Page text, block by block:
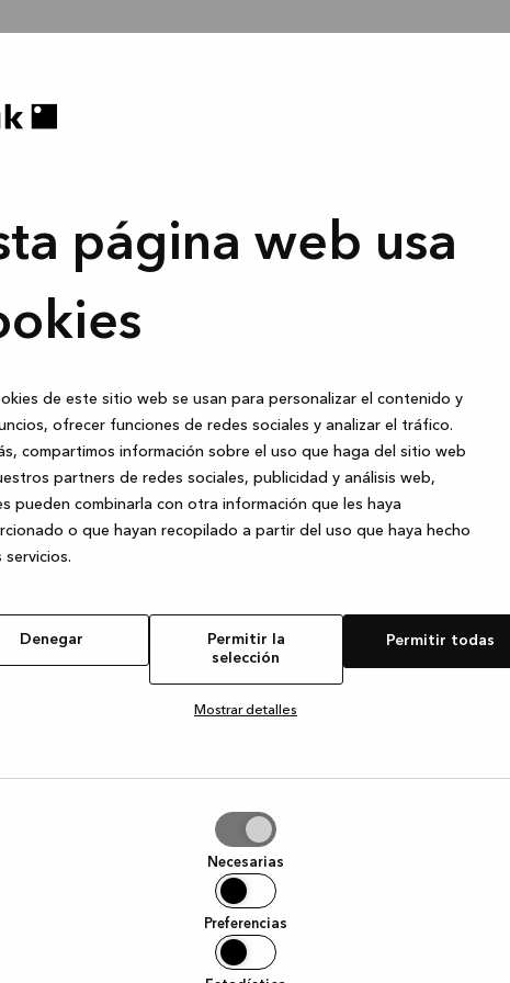
página web usa
de este sitio web se usan para personalizar el contenido y
ofrecer funciones de redes sociales y analizar el tráfico.
compartimos información sobre el uso que haga del sitio web
partners de redes sociales, publicidad y análisis web,
pueden combinarla con otra información que les haya
o que hayan recopilado a partir del uso que haya hecho
servicios.
Denegar
Permitir la
selección
Permitir todas
Mostrar detalles
Necesarias
Preferencias
has occurred (see the browser